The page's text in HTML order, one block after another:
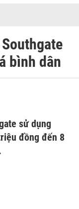
bình dân
sử dụng
đồng đến 8